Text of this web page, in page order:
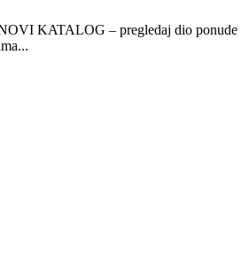
KATALOG – pregledaj dio ponude